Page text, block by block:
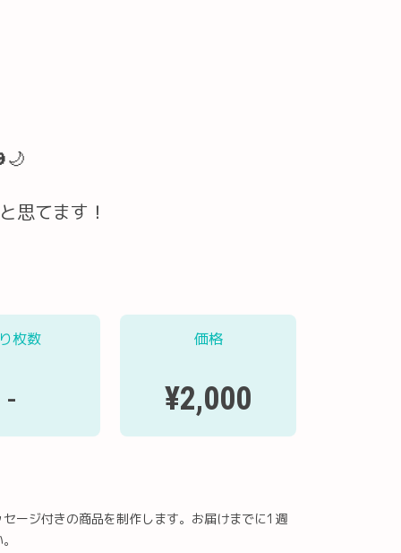
思てます！
枚数
-
価格
¥2,000
ージ付きの商品を制作します。お届けまでに1週